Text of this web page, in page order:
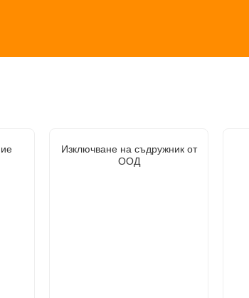
Изключване на съдружник от
ООД